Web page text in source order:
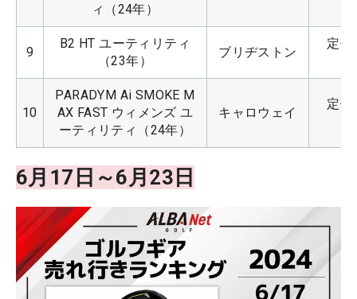
ィ（24年）
9
B2 HT ユーティリティ
（23年）
ブリヂストン
定価
10
PARADYM Ai SMOKE M
AX FAST ウィメンズ ユ
ーティリティ（24年）
キャロウェイ
定価
6月17日～6月23日